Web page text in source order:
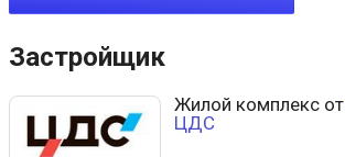
Застройщик
Жилой комплекс от
ЦДС